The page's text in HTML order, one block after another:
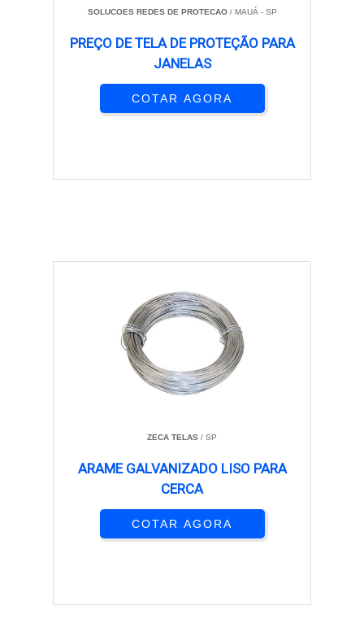
SOLUCOES REDES DE PROTECAO/ MAUÁ - SP
PREÇO DE TELA DE PROTEÇÃO PARA
JANELAS
COTAR AGORA
ZECA TELAS / SP
ARAME GALVANIZADO LISO PARA
CERCA
COTAR AGORA